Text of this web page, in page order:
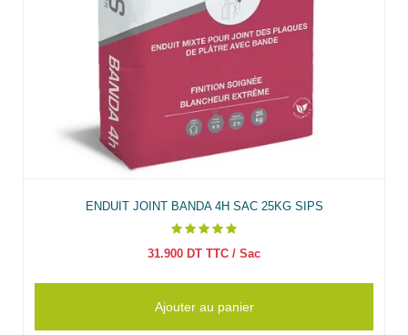
ENDUIT JOINT BANDA 4H SAC 25KG SIPS
31.900 DT TTC / Sac
Ajouter au panier